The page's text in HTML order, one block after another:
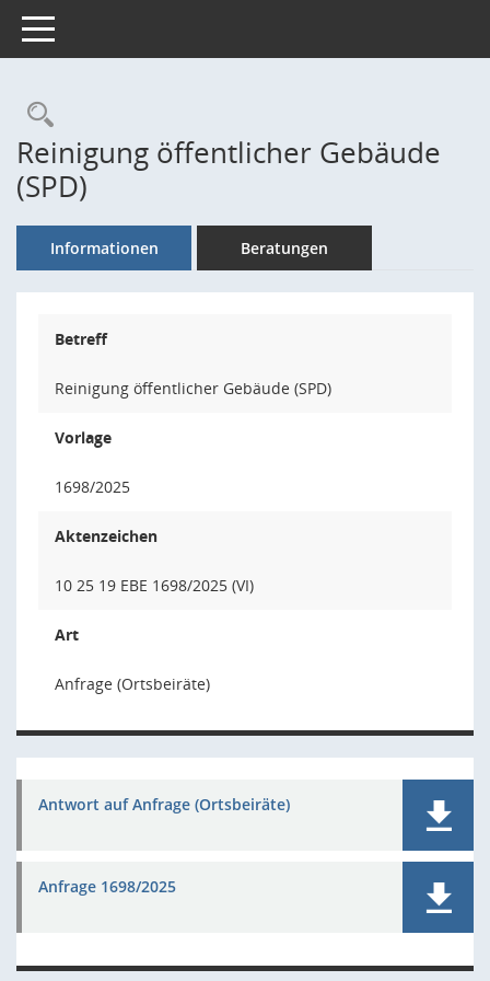
Toggle navigation
Rechercheauswahl
Reinigung öffentlicher Gebäude
(SPD)
Informationen Beratungen
Betreff
Reinigung öffentlicher Gebäude (SPD)
Vorlage
1698/2025
Aktenzeichen
10 25 19 EBE 1698/2025 (VI)
Art
Anfrage (Ortsbeiräte)
Antwort auf Anfrage (Ortsbeiräte)
Anfrage 1698/2025